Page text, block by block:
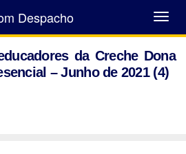
Abrir
Menu
Despacho
da Creche Dona
– Junho de 2021 (4)